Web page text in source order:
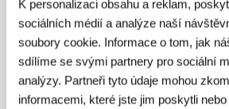
K personalizaci obsahu a reklam,
sociálních médií a analýze naší
soubory cookie. Informace o tom, jak
sdílíme se svými partnery pro sociální
analýzy. Partneři tyto údaje mohou
informacemi, které jste jim poskytli